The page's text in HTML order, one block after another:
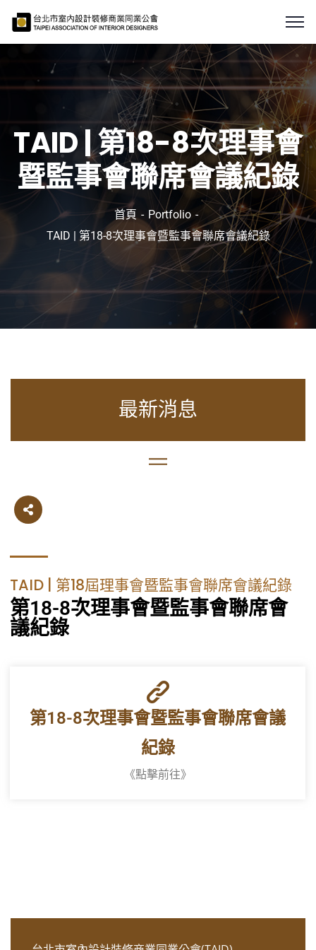
TAID | 第18-8次理事會
暨監事會聯席會議紀錄
首頁
Portfolio
TAID | 第18-8次理事會暨監事會聯席會議紀錄
最新消息
TAID | 第18屆理事會暨監事會聯席會議紀錄
第18-8次理事會暨監事會聯席會
議紀錄​
第18-8次理事會暨監事會聯席會議
紀錄​
《點擊前往》